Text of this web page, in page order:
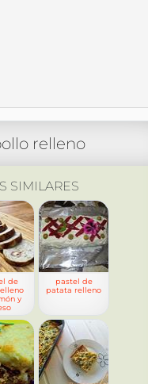
relleno
SIMILARES
de
y
pastel de
patata relleno